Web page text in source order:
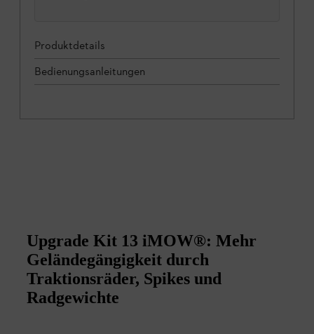
Produktdetails
Bedienungsanleitungen
Upgrade Kit 13 iMOW®: Mehr
Geländegängigkeit durch
Traktionsräder, Spikes und
Radgewichte